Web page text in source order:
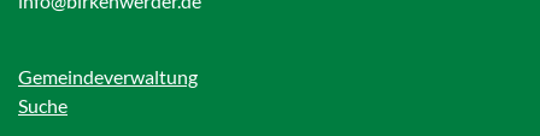
Gemeindeverwaltung
Suche